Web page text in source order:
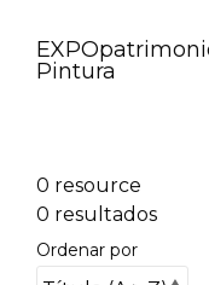
Pintura
0 resource
0 resultados
Ordenar por